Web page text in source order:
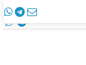
info@artmillenium.ru